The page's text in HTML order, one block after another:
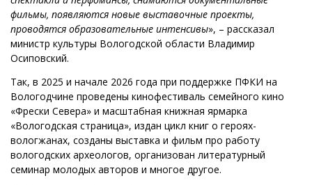
фильмы, появляются новые выставочные проекты,
проводятся образовательные интенсивы», – рассказал
министр культуры Вологодской области Владимир
Осиповский.
Так, в 2025 и начале 2026 года при поддержке ПФКИ на
Вологодчине проведены кинофестиваль семейного кино
«Фрески Севера» и масштабная книжная ярмарка
«Вологодская страница», издан цикл книг о героях-
вологжанах, созданы выставка и фильм про работу
вологодских археологов, организован литературный
семинар молодых авторов и многое другое.